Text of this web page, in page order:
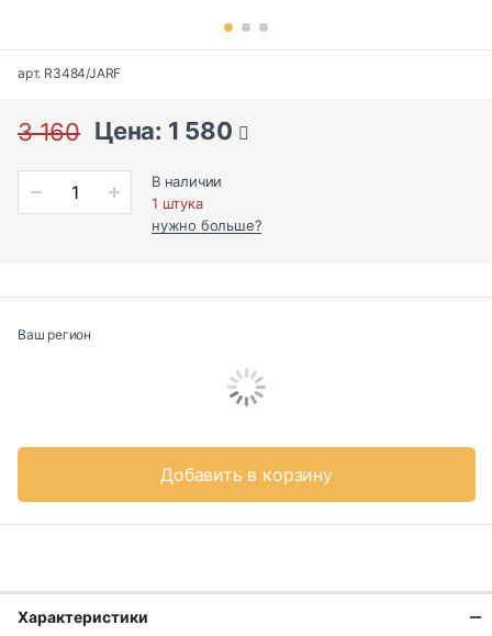
арт. R3484/JARF
3 160 Цена: 1 580
В наличии
1 штука
нужно больше?
Ваш регион
Добавить в корзину
Характеристики